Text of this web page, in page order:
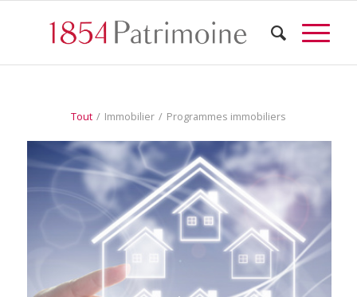
Tout / Immobilier / Programmes immobiliers